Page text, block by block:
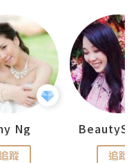
Ng
蹤 追蹤